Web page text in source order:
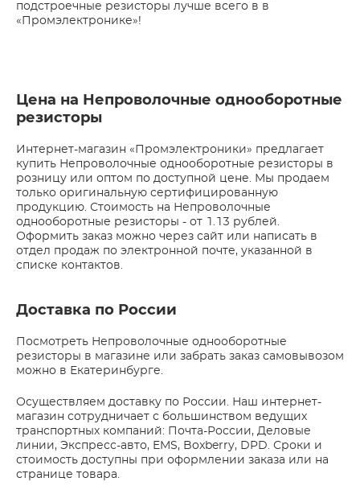
подстроечные резисторы лучше всего в в
«Промэлектронике»!
Цена на Непроволочные однооборотные
резисторы
Интернет-магазин «Промэлектроники» предлагает
купить Непроволочные однооборотные резисторы в
розницу или оптом по доступной цене. Мы продаем
только оригинальную сертифицированную
продукцию. Стоимость на Непроволочные
однооборотные резисторы - от 1.13 рублей.
Оформить заказ можно через сайт или написать в
отдел продаж по электронной почте, указанной в
списке контактов.
Доставка по России
Посмотреть Непроволочные однооборотные
резисторы в магазине или забрать заказ самовывозом
можно в Екатеринбурге.
Осуществляем доставку по России. Наш интернет-
магазин сотрудничает с большинством ведущих
транспортных компаний: Почта-России, Деловые
линии, Экспресс-авто, EMS, Boxberry, DPD. Сроки и
стоимость доступны при оформлении заказа или на
странице товара.